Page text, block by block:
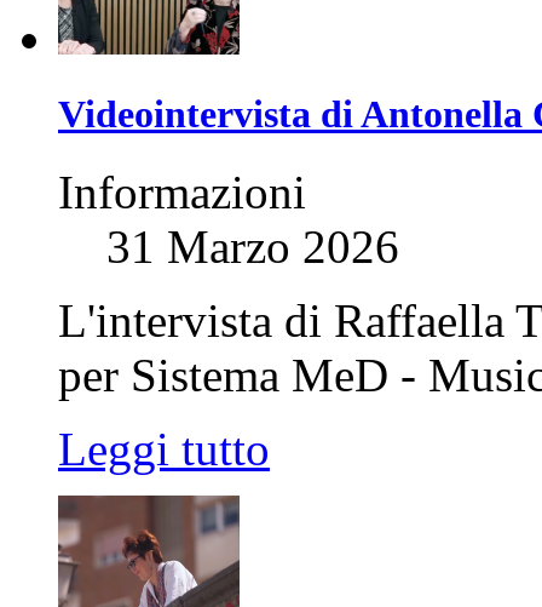
Videointervista di Antonella
Informazioni
31 Marzo 2026
L'intervista di Raffaella
per Sistema MeD -
Leggi tutto